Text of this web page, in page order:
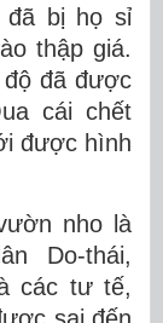
đã bị họ sỉ
thập giá.
đã được
cái chết
được hình
nho là
Do-thái,
các tư tế,